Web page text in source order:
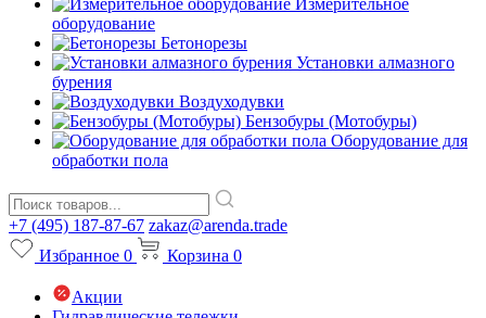
Измерительное
оборудование
Бетонорезы
Установки алмазного
бурения
Воздуходувки
Бензобуры (Мотобуры)
Оборудование для
обработки пола
+7 (495) 187-87-67 zakaz@arenda.trade
Избранное 0 Корзина 0
Акции